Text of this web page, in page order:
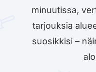
minuutissa,
tarjouksia
suosikkisi –